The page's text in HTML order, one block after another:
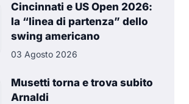
Cincinnati e US Open 2026:
la “linea di partenza” dello
swing americano
03 Agosto 2026
Musetti torna e trova subito
Arnaldi